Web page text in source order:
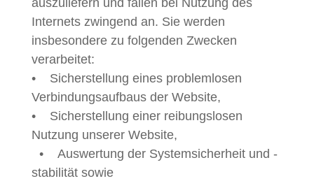
Internets zwingend an. Sie werden
insbesondere zu folgenden Zwecken
verarbeitet:
• Sicherstellung eines problemlosen
Verbindungsaufbaus der Website,
• Sicherstellung einer reibungslosen
Nutzung unserer Website,
• Auswertung der Systemsicherheit und -
stabilität sowie